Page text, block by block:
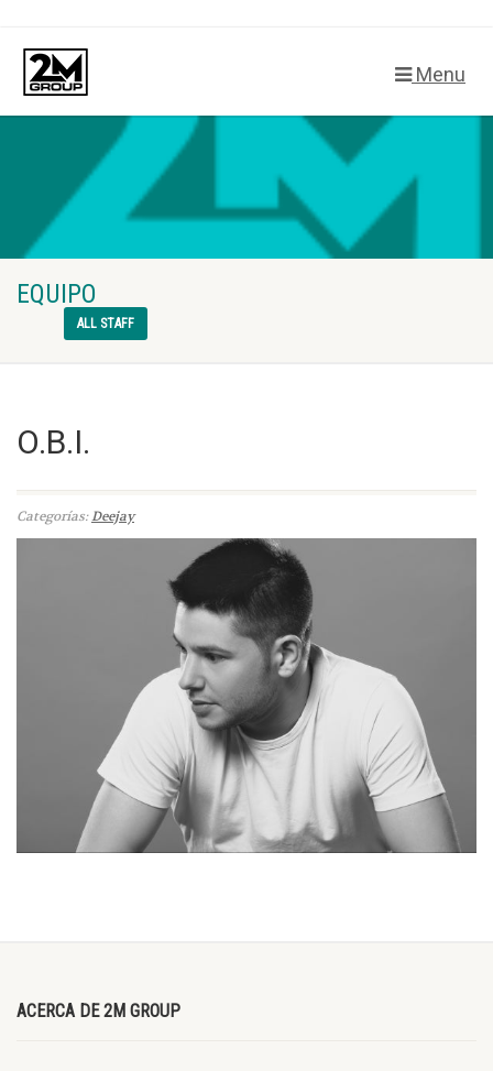
Menu
EQUIPO
ALL STAFF
O.B.I.
Categorías:Deejay
ACERCA DE 2M GROUP